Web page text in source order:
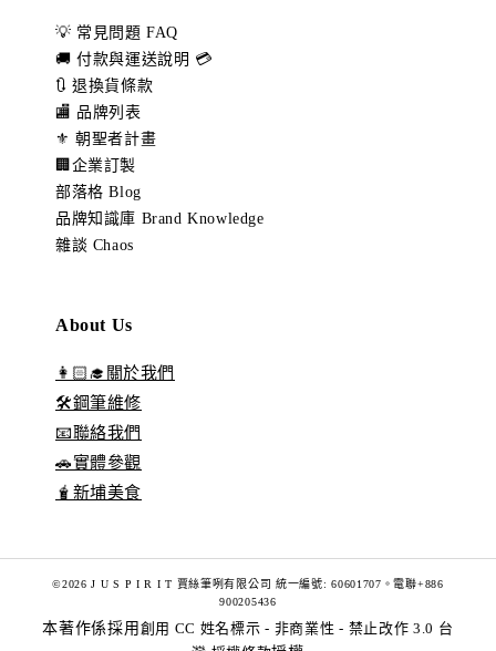
💡 常見問題 FAQ
🚚 付款與運送說明 💳
🔃 退換貨條款
🏬 品牌列表
⚜️ 朝聖者計畫
🏢企業訂製
部落格 Blog
品牌知識庫 Brand Knowledge
雜談 Chaos
About Us
👩🏻‍🎓關於我們
🛠️鋼筆維修
📧聯絡我們
🚗實體參觀
🧋新埔美食
©2026 J U S P I R I T 賈絲筆咧有限公司 統一編號: 60601707。電聯+886
900205436
本著作係採用 創用 CC 姓名標示 - 非商業性 - 禁止改作 3.0 台